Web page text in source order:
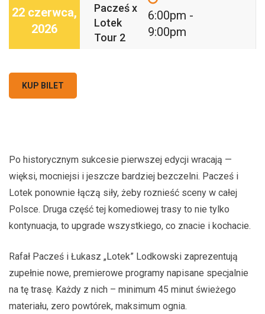
22 czerwca,
2026
Pacześ x
Lotek
Tour 2
6:00pm -
9:00pm
KUP BILET
Po historycznym sukcesie pierwszej edycji wracają —
więksi, mocniejsi i jeszcze bardziej bezczelni. Pacześ i
Lotek ponownie łączą siły, żeby roznieść sceny w całej
Polsce. Druga część tej komediowej trasy to nie tylko
kontynuacja, to upgrade wszystkiego, co znacie i kochacie.
Rafał Pacześ i Łukasz „Lotek” Lodkowski zaprezentują
zupełnie nowe, premierowe programy napisane specjalnie
na tę trasę. Każdy z nich – minimum 45 minut świeżego
materiału, zero powtórek, maksimum ognia.